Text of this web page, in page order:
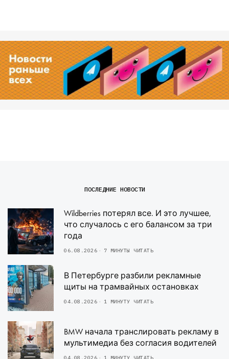
ПОСЛЕДНИЕ НОВОСТИ
Wildberries потерял все. И это лучшее,
что случалось с его балансом за три
года
06.08.2026 7 МИНУТЫ ЧИТАТЬ
В Петербурге разбили рекламные
щиты на трамвайных остановках
04.08.2026 1 МИНУТУ ЧИТАТЬ
BMW начала транслировать рекламу в
мультимедиа без согласия водителей